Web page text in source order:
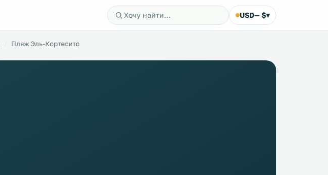
USD— $▾
Пляж Эль-Кортесито